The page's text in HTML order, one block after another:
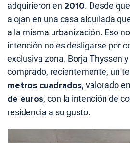
adquirieron en 2010. Desde
alojan en una casa alquilada
a la misma urbanización. Eso
intención no es desligarse por
exclusiva zona. Borja Thyssen
comprado, recientemente, un
metros cuadrados, valorado
de euros, con la intención de
residencia a su gusto.